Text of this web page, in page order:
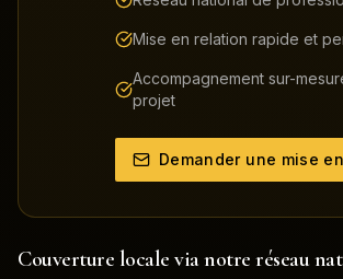
Mise en relation rapide et
Accompagnement sur-
projet
Demander une mise
Couverture locale via notre réseau